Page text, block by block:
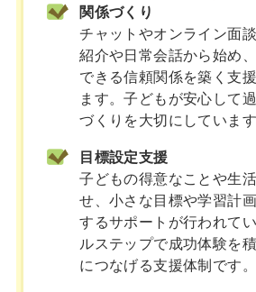
関係づくり
チャットやオンライン面
紹介や日常会話から始め
できる信頼関係を築く支
ます。子どもが安心して
づくりを大切にしています
目標設定支援
子どもの得意なことや生
せ、小さな目標や学習計
するサポートが行われて
ルステップで成功体験を
につなげる支援体制です。